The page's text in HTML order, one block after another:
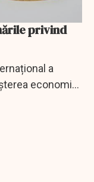
privind
a
economiei
scădere pe